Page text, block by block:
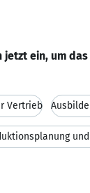
jetzt ein, um
Vertrieb